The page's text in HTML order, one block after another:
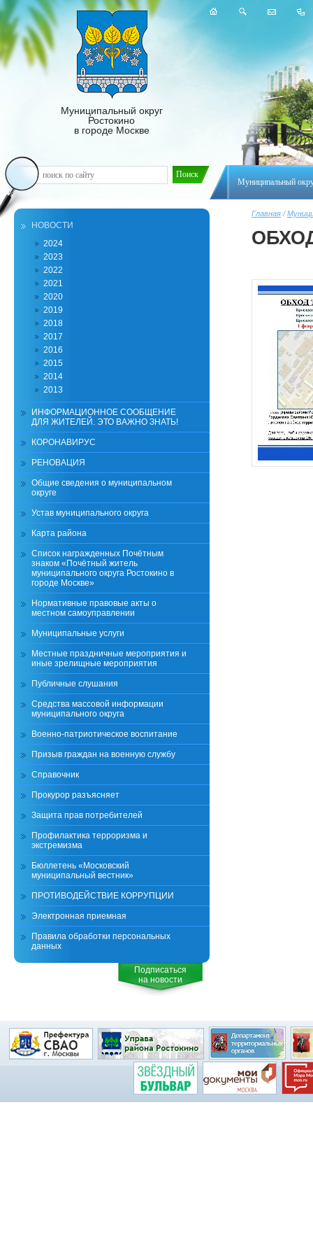
Муниципальный
Муниципальный округ
Ростокино
в городе Москве
Главная /
НОВОСТИ
2024
2023
2022
2021
2020
2019
2018
2017
2016
2015
2014
2013
ИНФОРМАЦИОННОЕ СООБЩЕНИЕ
ДЛЯ ЖИТЕЛЕЙ. ЭТО ВАЖНО ЗНАТЬ!
КОРОНАВИРУС
РЕНОВАЦИЯ
Общие сведения о муниципальном
округе
Устав муниципального округа
Карта района
Список награжденных Почётным
знаком «Почётный житель
муниципального округа Ростокино в
городе Москве»
Нормативные правовые акты о
местном самоуправлении
Муниципальные услуги
Местные праздничные мероприятия и
иные зрелищные мероприятия
Публичные слушания
Средства массовой информации
муниципального округа
Военно-патриотическое воспитание
Призыв граждан на военную службу
Справочник
Прокурор разъясняет
Защита прав потребителей
Профилактика терроризма и
экстремизма
Бюллетень «Московский
муниципальный вестник»
ПРОТИВОДЕЙСТВИЕ КОРРУПЦИИ
Электронная приемная
Правила обработки персональных
данных
Подписаться
на новости